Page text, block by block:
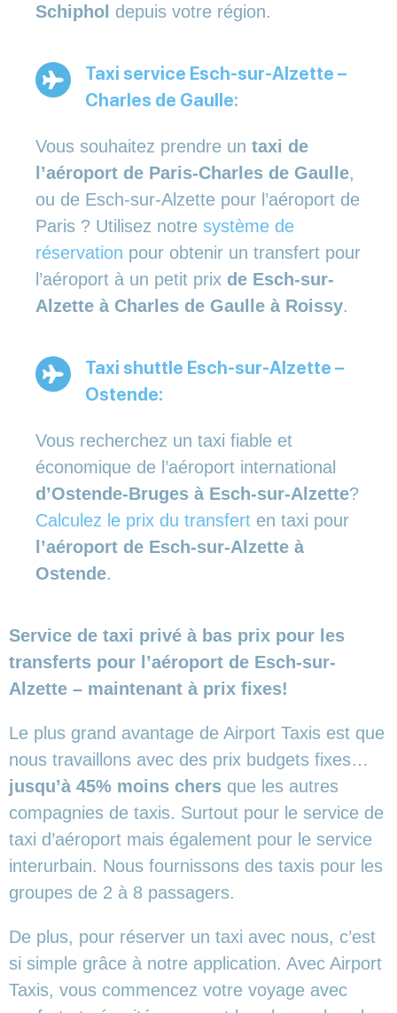
Schiphol depuis votre région.
Taxi service Esch-sur-Alzette –
Charles de Gaulle:
Vous souhaitez prendre un taxi de
l’aéroport de Paris-Charles de Gaulle,
ou de Esch-sur-Alzette pour l’aéroport de
Paris ? Utilisez notre système de
réservation pour obtenir un transfert pour
l’aéroport à un petit prix de Esch-sur-
Alzette à Charles de Gaulle à Roissy.
Taxi shuttle Esch-sur-Alzette –
Ostende:
Vous recherchez un taxi fiable et
économique de l’aéroport international
d’Ostende-Bruges à Esch-sur-Alzette?
Calculez le prix du transfert en taxi pour
l’aéroport de Esch-sur-Alzette à
Ostende.
Service de taxi privé à bas prix pour les
transferts pour l’aéroport de Esch-sur-
Alzette – maintenant à prix fixes!
Le plus grand avantage de Airport Taxis est que
nous travaillons avec des prix budgets fixes…
jusqu’à 45% moins chers que les autres
compagnies de taxis. Surtout pour le service de
taxi d’aéroport mais également pour le service
interurbain. Nous fournissons des taxis pour les
groupes de 2 à 8 passagers.
De plus, pour réserver un taxi avec nous, c’est
si simple grâce à notre application. Avec Airport
Taxis, vous commencez votre voyage avec